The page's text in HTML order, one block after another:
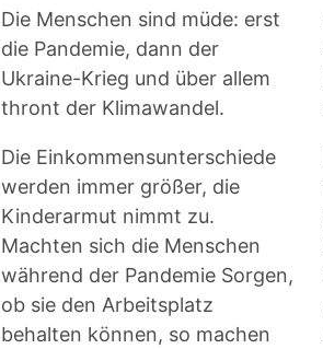
Die Menschen sind müde: erst
die Pandemie, dann der
Ukraine-Krieg und über allem
thront der Klimawandel.
Die Einkommensunterschiede
werden immer größer, die
Kinderarmut nimmt zu.
Machten sich die Menschen
während der Pandemie Sorgen,
ob sie den Arbeitsplatz
behalten können, so machen